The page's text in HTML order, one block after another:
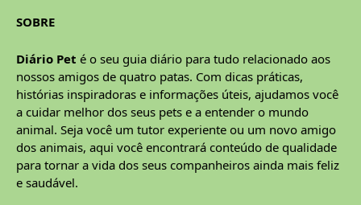
SOBRE
Diário Pet é o seu guia diário para tudo relacionado aos
nossos amigos de quatro patas. Com dicas práticas,
histórias inspiradoras e informações úteis, ajudamos você
a cuidar melhor dos seus pets e a entender o mundo
animal. Seja você um tutor experiente ou um novo amigo
dos animais, aqui você encontrará conteúdo de qualidade
para tornar a vida dos seus companheiros ainda mais feliz
e saudável.